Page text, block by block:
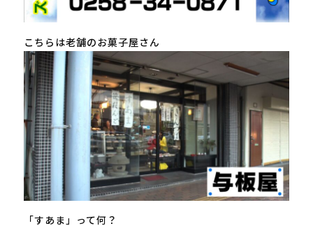
こちらは老舗のお菓子屋さん
「すあま」って何？